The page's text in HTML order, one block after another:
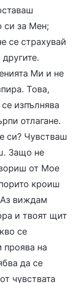
си за Мен;
се страхувай
Ми и не
Това,
изпълнява
отлагане.
си? Чувстваш
Защо не
от Мое
кроиш
Аз виждам
и твоят щит
се
проява на
да се
чувствата